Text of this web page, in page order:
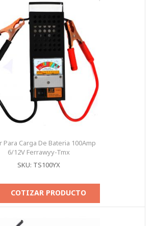
Para Carga De Bateria 100Amp
6/12V Ferrawyy-Tmx
SKU: TS100YX
COTIZAR PRODUCTO